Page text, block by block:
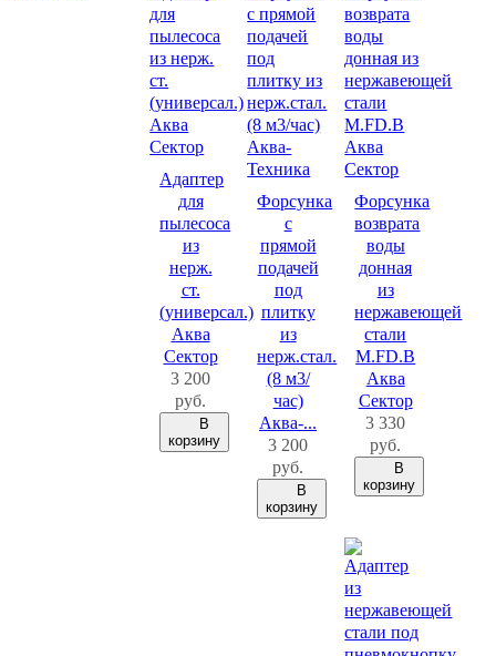
Адаптер
для
пылесоса
из
нерж.
ст.
(универсал.)
Аква
Сектор
3 200
руб.
В
корзину
Форсунка
с
прямой
подачей
под
плитку
из
нерж.стал.
(8 м3/
час)
Аква-...
3 200
руб.
В
корзину
Форсунка
возврата
воды
донная
из
нержавеющей
стали
M.FD.B
Аква
Сектор
3 330
руб.
В
корзину